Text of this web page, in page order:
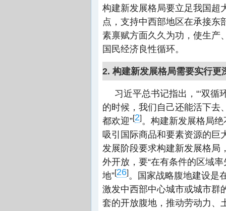
构建新发展格局要立足我国超
点，支持中西部地区在承接东
素禀赋方面久久为功，使生产
国民经济良性循环。
2. 构建新发展格局需要实行更
习近平总书记指出，“‘双
的时候，我们自己还能活下去
都欢迎”[2]。构建新发展格局
吸引国际商品和要素资源的巨
发展阶段要求构建新发展格局
外开放，要“在有条件的区域
地”[26]。国家战略腹地建设是
激发中西部中心城市或城市群
套的开放腹地，推动劳动力、